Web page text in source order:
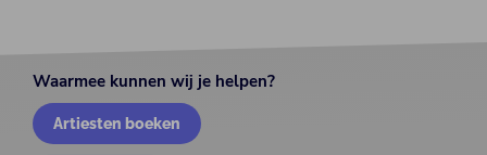
Waarmee kunnen wij je helpen?
Artiesten boeken